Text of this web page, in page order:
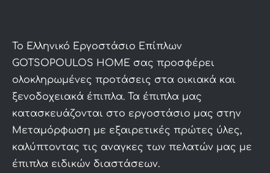
To Ελληνικό Εργοστάσιο Επίπλων
GOTSOPOULOS HOME σας προσφέρει
ολοκληρωμένες προτάσεις στα οικιακά και
ξενοδοχειακά έπιπλα. Τα έπιπλα μας
κατασκευάζονται στο εργοστάσιο μας στην
Μεταμόρφωση με εξαιρετικές πρώτες ύλες,
καλύπτοντας τις αναγκες των πελατών μας με
έπιπλα ειδικών διαστάσεων.